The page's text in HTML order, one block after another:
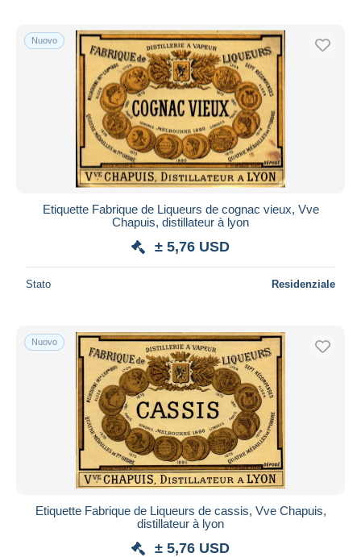
Nuovo
Etiquette Fabrique de Liqueurs de cognac vieux, Vve
Chapuis, distillateur à lyon
± 5,76 USD
Stato Residenziale
Nuovo
Etiquette Fabrique de Liqueurs de cassis, Vve Chapuis,
distillateur à lyon
± 5,76 USD